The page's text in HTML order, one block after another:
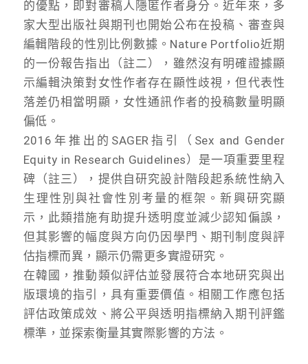
的優點，即對審稿人隱匿作者身分。近年來，多
家大型出版社與期刊也開始公布在投稿、審查與
編輯階段的性別比例數據。Nature Portfolio近期
的一份報告指出（註二），雖然沒有明確證據顯
示編輯決策對女性作者存在顯性歧視，但代表性
落差仍相當明顯，女性通訊作者的投稿數量明顯
偏低。
2016年推出的SAGER指引（Sex and Gender
Equity in Research Guidelines）是一項重要里程
碑（註三），提供自研究設計階段起系統性納入
生理性別與社會性別考量的框架。新興研究顯
示，此類措施有助提升透明度並減少認知偏誤，
但其影響的幅度與方向仍因學門、期刊制度與評
估指標而異，顯示仍需更多實證研究。
在韓國，推動類似評估並發展符合本地研究與出
版環境的指引，具有重要價值。相關工作應包括
評估政策成效、將公平與透明指標納入期刊評鑑
標準，並探索衡量其實際影響的方法。